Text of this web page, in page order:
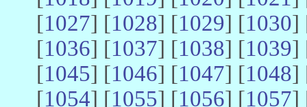
[1027] [1028] [1029] [1030]
[1036] [1037] [1038] [1039]
[1045] [1046] [1047] [1048]
[1054] [1055] [1056] [1057]